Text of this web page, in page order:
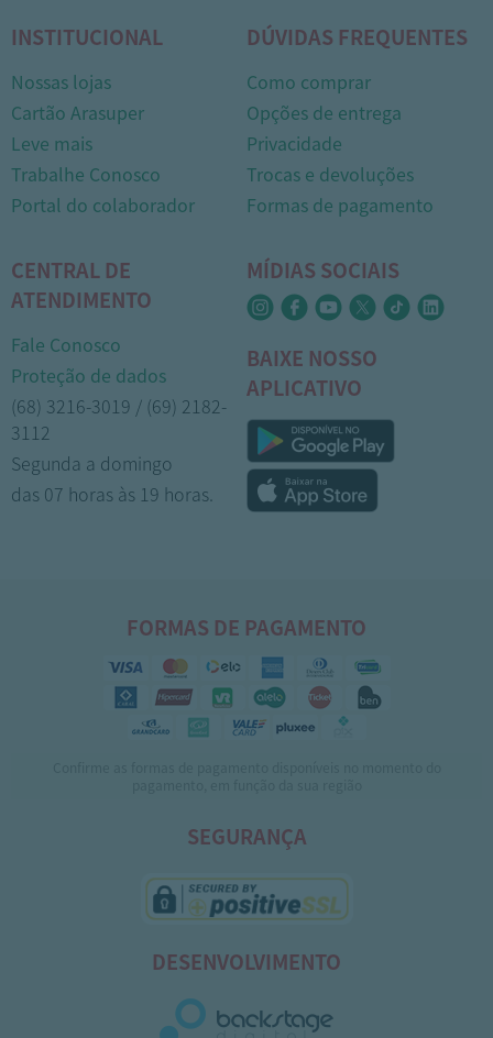
INSTITUCIONAL
Nossas lojas
Cartão Arasuper
Leve mais
Trabalhe Conosco
Portal do colaborador
DÚVIDAS FREQUENTES
Como comprar
Opções de entrega
Privacidade
Trocas e devoluções
Formas de pagamento
CENTRAL DE
ATENDIMENTO
Fale Conosco
Proteção de dados
(68) 3216-3019 / (69) 2182-
3112
Segunda a domingo
das 07 horas às 19 horas.
MÍDIAS SOCIAIS
BAIXE NOSSO
APLICATIVO
FORMAS DE PAGAMENTO
SEGURANÇA
DESENVOLVIMENTO